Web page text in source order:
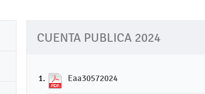
CUENTA PUBLICA 2024
Eaa30572024